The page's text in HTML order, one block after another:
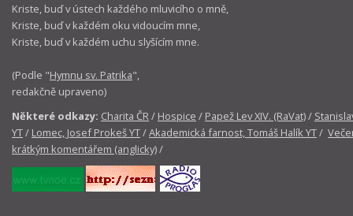
Kriste, buď v ústech každého mluvicího o mně,
Kriste, buď v každém oku vidoucím mne,
Kriste, buď v každém uchu slyšícím mne.
(Podle "Hymnu sv. Patrika",
redakčně upraveno)
Některé odkazy: Charita ČR / Hospice / Papež Lev XIV. (RaVat)/
YT/ Lomec, Josef Prokeš YT/Akademická farnost, Tomáš Halík YT/
krátkým komentářem (anglicky)/